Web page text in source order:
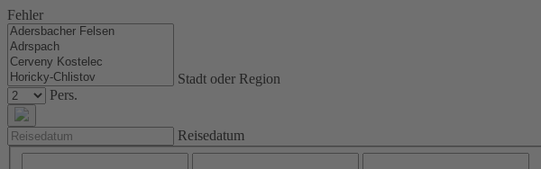
Fehler
Stadt oder Region
Pers.
Reisedatum